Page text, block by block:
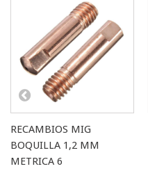
RECAMBIOS MIG
BOQUILLA 1,2 MM
METRICA 6